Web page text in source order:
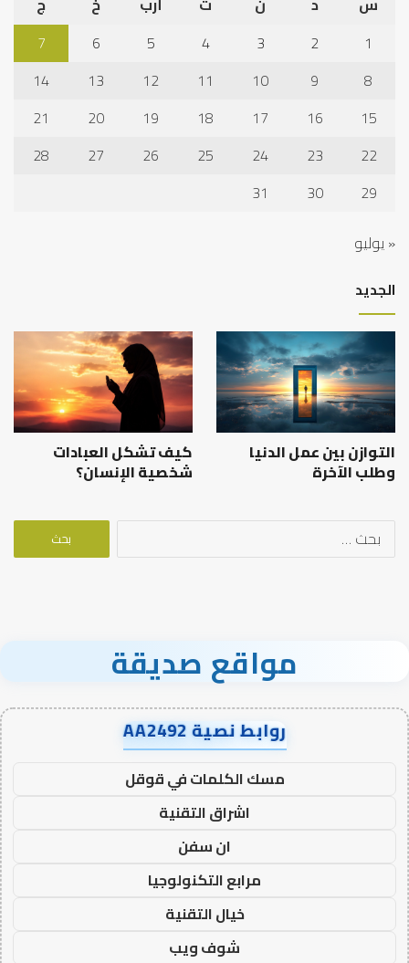
1
2
3
4
5
6
7
8
9
10
11
12
13
14
15
16
17
18
19
20
21
22
23
24
25
26
27
28
29
30
31
« يوليو
الجديد
التوازن بين عمل الدنيا
وطلب الآخرة
كيف تشكل العبادات
شخصية الإنسان؟
البحث
مواقع صديقة
روابط نصية AA2492
مسك الكلمات في قوقل
اشراق التقنية
ان سفن
مرابع التكنولوجيا
خيال التقنية
شوف ويب